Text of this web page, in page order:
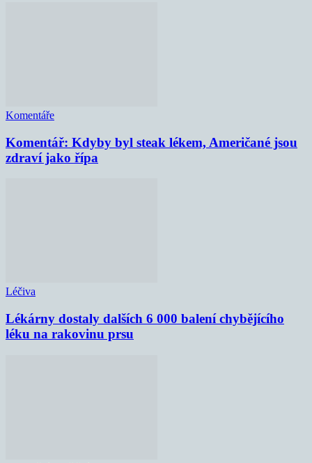
Komentáře
Komentář: Kdyby byl steak lékem, Američané jsou
zdraví jako řípa
Léčiva
Lékárny dostaly dalších 6 000 balení chybějícího
léku na rakovinu prsu